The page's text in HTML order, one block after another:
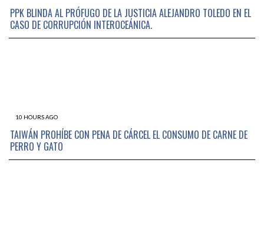
PPK BLINDA AL PRÓFUGO DE LA JUSTICIA ALEJANDRO TOLEDO EN EL
CASO DE CORRUPCIÓN INTEROCEÁNICA.
10 HOURS AGO
TAIWÁN PROHÍBE CON PENA DE CÁRCEL EL CONSUMO DE CARNE DE
PERRO Y GATO